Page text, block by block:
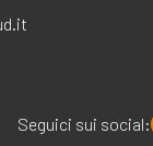
Seguici sui social: